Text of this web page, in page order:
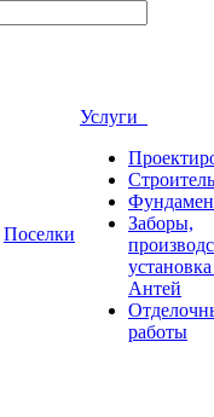
Поселки
Услуги
Заборы,
Антей
работы